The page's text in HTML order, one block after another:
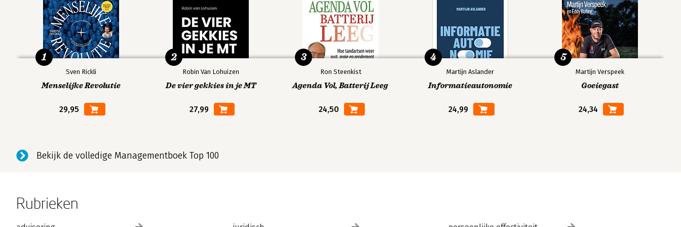
Sven Rickli
Menselijke Revolutie
29,95
1
Robin Van Lohuizen
De vier gekkies in je MT
27,99
2
Ron Steenkist
Agenda Vol, Batterij Leeg
24,50
3
Martijn Aslander
Informatieautonomie
24,99
4
Martijn Verspeek
Goeiegast
24,34
5
Bekijk de volledige Managementboek Top 100
Rubrieken